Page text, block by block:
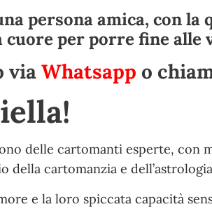
persona amica, con la
cuore per porre fine alle
viaWhatsapp o
delle cartomanti esperte, con
della cartomanzia e
e la loro spiccata capacità